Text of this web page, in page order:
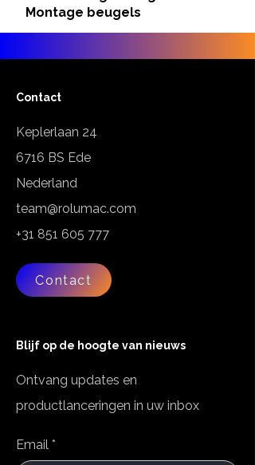
Montage beugels
Contact
Keplerlaan 24
6716 BS Ede
Nederland
team@rolumac.com
+31 851 605 777
Contact
Blijf op de hoogte van nieuws
Ontvang updates en
productlanceringen in uw inbox
Email *